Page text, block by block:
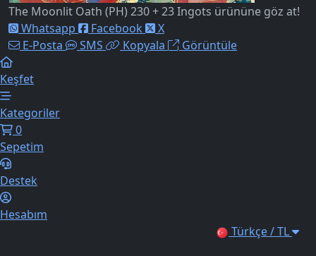
The Moonlit Oath (PH) 230 + 23 Ingots ürününe göz at!
Whatsapp
Facebook
X
E-Posta
SMS Kopyala Görüntüle
Keşfet
Kategoriler
0
Sepetim
Destek
Hesabım
Türkçe / TL